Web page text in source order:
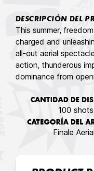
DESCRIPCIÓN DEL
This summer,
charged and
all-out aerial
action, thunderous
dominance from
CANTIDAD DE
100 shots
CATEGORÍA DEL
Finale